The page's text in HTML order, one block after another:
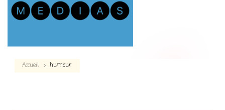
Accueil humour